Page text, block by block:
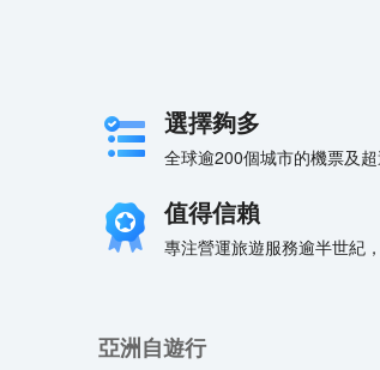
選擇夠多
全球逾200個城市的機票及
值得信賴
專注營運旅遊服務逾半世紀
亞洲自遊行